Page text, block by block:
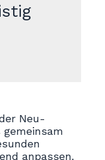
Neu-
gemeinsam
anpassen.